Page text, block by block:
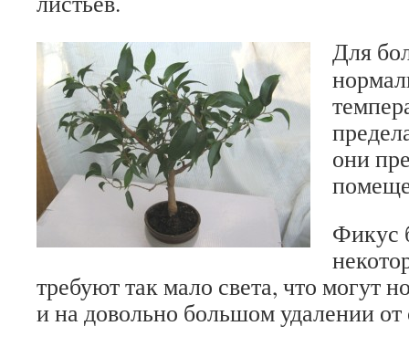
Для
они
Фикус
требуют так мало света, что могут
и на довольно большом удалении от